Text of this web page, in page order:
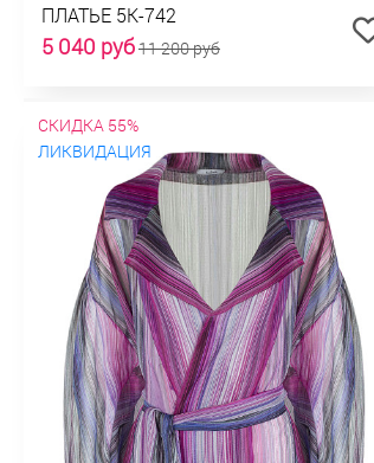
ПЛАТЬЕ 5К-742
5 040 руб11 200 руб
СКИДКА 55%
ЛИКВИДАЦИЯ